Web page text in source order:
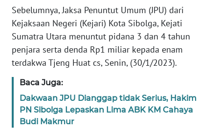
Sebelumnya, Jaksa Penuntut Umum (JPU) dari
Kejaksaan Negeri (Kejari) Kota Sibolga, Kejati
Sumatra Utara menuntut pidana 3 dan 4 tahun
penjara serta denda Rp1 miliar kepada enam
terdakwa Tjeng Huat cs, Senin, (30/1/2023).
Baca Juga:
Dakwaan JPU Dianggap tidak Serius, Hakim
PN Sibolga Lepaskan Lima ABK KM Cahaya
Budi Makmur
WN
SULTENG
WN
SULBAR
WN
BABEL